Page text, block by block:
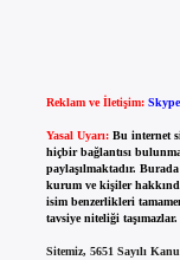
Reklam ve İletişim:
Yasal Uyarı: Bu internet
hiçbir bağlantısı
paylaşılmaktadır.
kurum ve kişiler
isim benzerlikleri
tavsiye niteliği taşımazlar.
Sitemiz, 5651 Sayılı